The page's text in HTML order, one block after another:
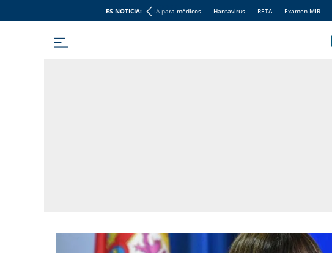
ES NOTICIA: IA para médicos Hantavirus RETA Examen MIR